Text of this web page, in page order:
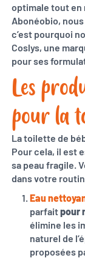
optimale tout en
Abonéobio,
c’est pourquoi
Coslys, une
pour ses
Les
pour la
La toilette de
Pour cela, il est
sa peau fragile.
dans votre
Eau
parfaitpour
élimine les
naturel de
proposées